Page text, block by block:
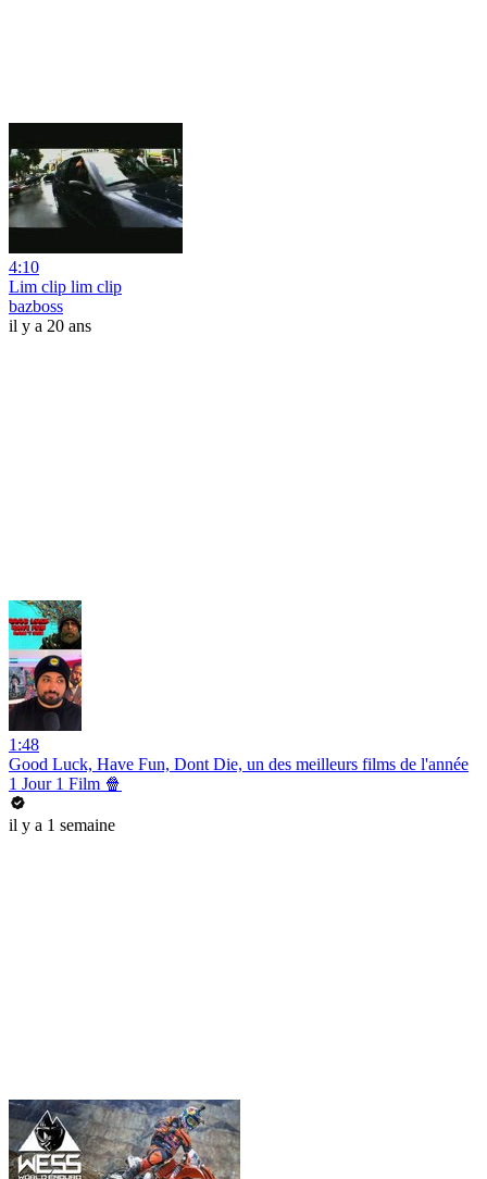
4:10
Lim clip lim clip
bazboss
il y a 20 ans
1:48
Good Luck, Have Fun, Dont Die, un des meilleurs films de l'année
1 Jour 1 Film 🍿
il y a 1 semaine